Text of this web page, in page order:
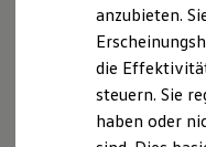
VW
VW
VW
Fleet
Seit dem Jahre
anzubieten.
die
steuern. Sie
haben oder